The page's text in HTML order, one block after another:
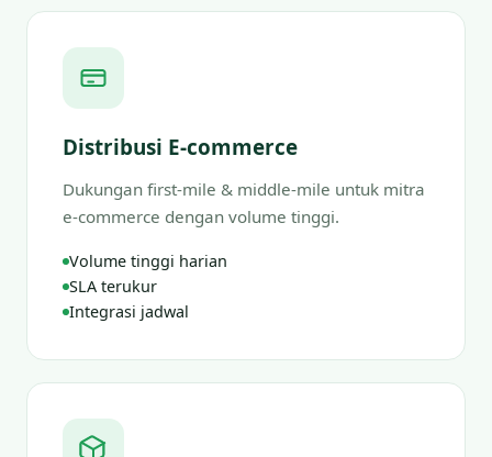
Distribusi E-commerce
Dukungan first-mile & middle-mile untuk mitra
e-commerce dengan volume tinggi.
Volume tinggi harian
SLA terukur
Integrasi jadwal